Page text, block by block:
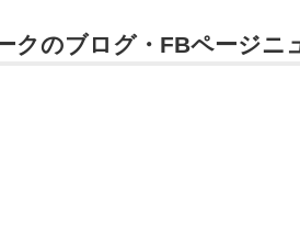
クのブログ・FBページニ